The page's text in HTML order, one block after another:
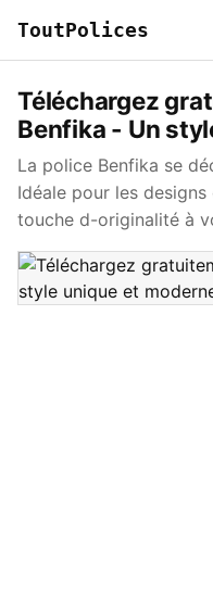
ToutPolices
Téléchargez
Benfika - Un
La police Benfika se
Idéale pour les
touche d-originalité à